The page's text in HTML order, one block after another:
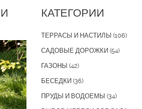
КАТЕГОРИИ
ТЕРРАСЫ И НАСТИЛЫ (106)
САДОВЫЕ ДОРОЖКИ (54)
ГАЗОНЫ (42)
БЕСЕДКИ (36)
ПРУДЫ И ВОДОЕМЫ (34)